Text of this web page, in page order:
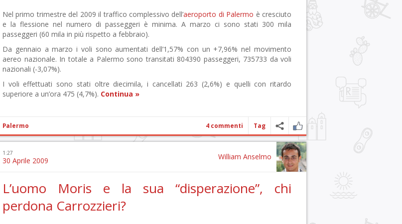
Nel primo trimestre del 2009 il traffico complessivo dell’aeroporto di Palermo è cresciuto
e la flessione nel numero di passeggeri è minima. A marzo ci sono stati 300 mila
passeggeri (60 mila in più rispetto a febbraio).
Da gennaio a marzo i voli sono aumentati dell’1,57% con un +7,96% nel movimento
aereo nazionale. In totale a Palermo sono transitati 804390 passeggeri, 735733 da voli
nazionali (-3,07%).
I voli effettuati sono stati oltre diecimila, i cancellati 263 (2,6%) e quelli con ritardo
superiore a un’ora 475 (4,7%). Continua »
Palermo 4 commenti Tag
1:27
30 Aprile 2009 William Anselmo
L’uomo Moris e la sua “disperazione”, chi
perdona Carrozzieri?